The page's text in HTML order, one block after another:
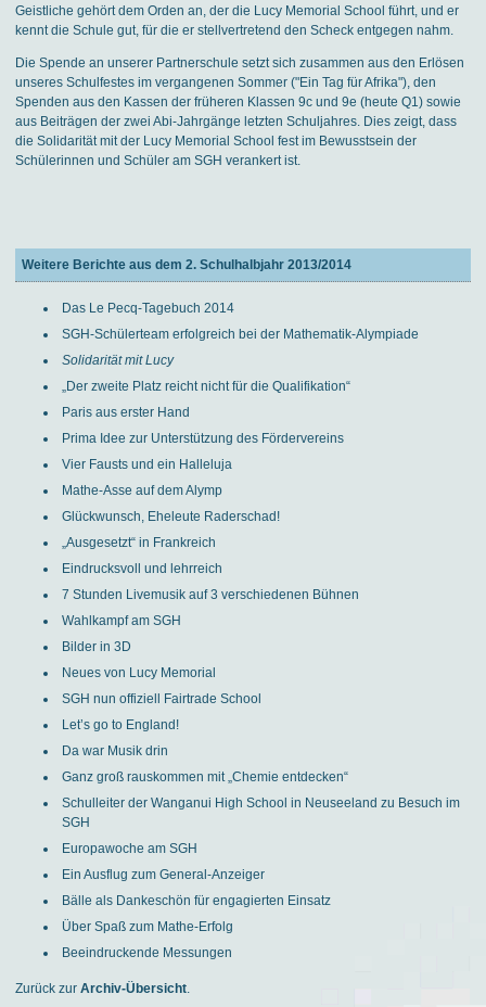
Geistliche gehört dem Orden an, der die Lucy Memorial School führt, und er
kennt die Schule gut, für die er stellvertretend den Scheck entgegen nahm.
Die Spende an unserer Partnerschule setzt sich zusammen aus den Erlösen
unseres Schulfestes im vergangenen Sommer ("Ein Tag für Afrika"), den
Spenden aus den Kassen der früheren Klassen 9c und 9e (heute Q1) sowie
aus Beiträgen der zwei Abi-Jahrgänge letzten Schuljahres. Dies zeigt, dass
die Solidarität mit der Lucy Memorial School fest im Bewusstsein der
Schülerinnen und Schüler am SGH verankert ist.
Weitere Berichte aus dem 2. Schulhalbjahr 2013/2014
Das Le Pecq-Tagebuch 2014
SGH-Schülerteam erfolgreich bei der Mathematik-Alympiade
Solidarität mit Lucy
„Der zweite Platz reicht nicht für die Qualifikation“
Paris aus erster Hand
Prima Idee zur Unterstützung des Fördervereins
Vier Fausts und ein Halleluja
Mathe-Asse auf dem Alymp
Glückwunsch, Eheleute Raderschad!
„Ausgesetzt“ in Frankreich
Eindrucksvoll und lehrreich
7 Stunden Livemusik auf 3 verschiedenen Bühnen
Wahlkampf am SGH
Bilder in 3D
Neues von Lucy Memorial
SGH nun offiziell Fairtrade School
Let’s go to England!
Da war Musik drin
Ganz groß rauskommen mit „Chemie entdecken“
Schulleiter der Wanganui High School in Neuseeland zu Besuch im
SGH
Europawoche am SGH
Ein Ausflug zum General-Anzeiger
Bälle als Dankeschön für engagierten Einsatz
Über Spaß zum Mathe-Erfolg
Beeindruckende Messungen
Zurück zur Archiv-Übersicht.